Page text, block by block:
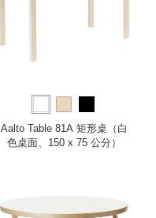
Aalto Table 81A 矩形桌（白
色桌面、150 x 75 公分）